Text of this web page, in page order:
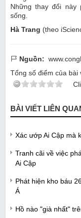
Những thay đổi
sống.
Hà Trang (theo
Nguồn:
Tổng số điểm của bài
BÀI VIẾT LIÊN
Xác ướp Ai Cập mà
Tranh cãi về việc
Ai Cập
Phát hiện kho báu
Á
Hồ nào "già nhất"